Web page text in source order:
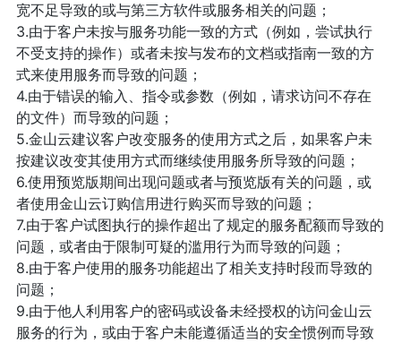
宽不足导致的或与第三方软件或服务相关的问题；
3.由于客户未按与服务功能一致的方式（例如，尝试执行
不受支持的操作）或者未按与发布的文档或指南一致的方
式来使用服务而导致的问题；
4.由于错误的输入、指令或参数（例如，请求访问不存在
的文件）而导致的问题；
5.金山云建议客户改变服务的使用方式之后，如果客户未
按建议改变其使用方式而继续使用服务所导致的问题；
6.使用预览版期间出现问题或者与预览版有关的问题，或
者使用金山云订购信用进行购买而导致的问题；
7.由于客户试图执行的操作超出了规定的服务配额而导致的
问题，或者由于限制可疑的滥用行为而导致的问题；
8.由于客户使用的服务功能超出了相关支持时段而导致的
问题；
9.由于他人利用客户的密码或设备未经授权的访问金山云
服务的行为，或由于客户未能遵循适当的安全惯例而导致